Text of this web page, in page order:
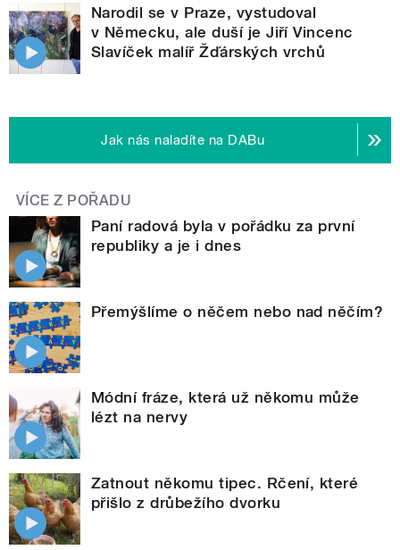
Narodil se v Praze, vystudoval
v Německu, ale duší je Jiří Vincenc
Slavíček malíř Žďárských vrchů
Jak nás naladíte na DABu
VÍCE Z POŘADU
Paní radová byla v pořádku za první
republiky a je i dnes
Přemýšlíme o něčem nebo nad něčím?
Módní fráze, která už někomu může
lézt na nervy
Zatnout někomu tipec. Rčení, které
přišlo z drůbežího dvorku